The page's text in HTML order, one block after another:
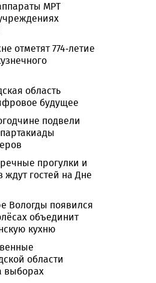
МРТ
отметят 774-летие
область
будущее
подвели
прогулки и
ждут гостей на Дне
Вологды появился
объединит
кухню
области
выборах